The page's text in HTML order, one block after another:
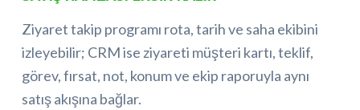
Ziyaret takip programı rota, tarih ve saha ekibini
izleyebilir; CRM ise ziyareti müşteri kartı, teklif,
görev, fırsat, not, konum ve ekip raporuyla aynı
satış akışına bağlar.